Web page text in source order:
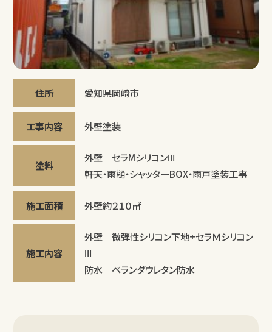
住所 愛知県岡崎市
工事内容 外壁塗装
塗料
外壁 セラMシリコンⅢ
軒天・雨樋・シャッターBOX・雨戸塗装工事
施工面積 外壁約２１０㎡
施工内容
外壁 微弾性シリコン下地+セラＭシリコン
Ⅲ
防水 ベランダウレタン防水